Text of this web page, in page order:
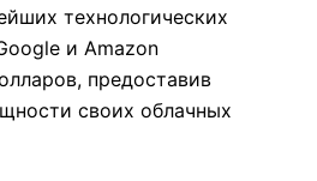
технологических
и Amazon
предоставив
своих облачных